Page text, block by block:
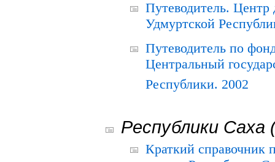
Путеводитель.
Удмуртской
Путеводитель по
Центральный
Республики. 2002
Республики Саха
Краткий справочник